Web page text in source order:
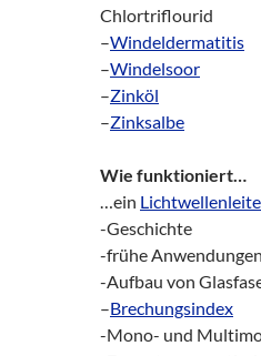
Chlortriflourid
–Windeldermatitis
–Windelsoor
–Zinköl
–Zinksalbe
Wie funktioniert…
…ein
-Geschichte
-frühe Anwendungen
-Aufbau von
–Brechungsindex
-Mono- und